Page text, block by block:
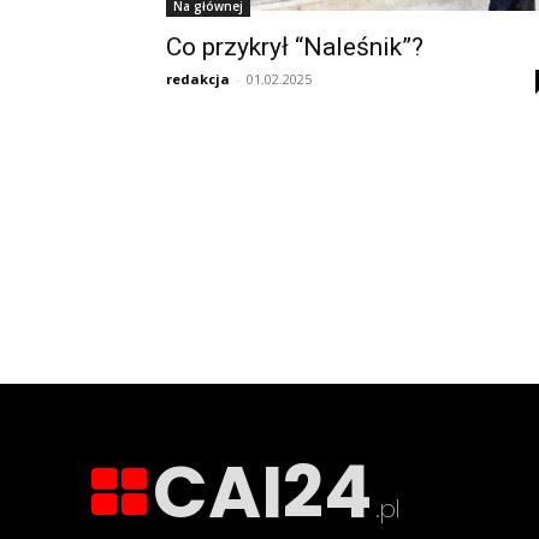
Na głównej
Co przykrył “Naleśnik”?
redakcja - 01.02.2025
CAI24 .pl